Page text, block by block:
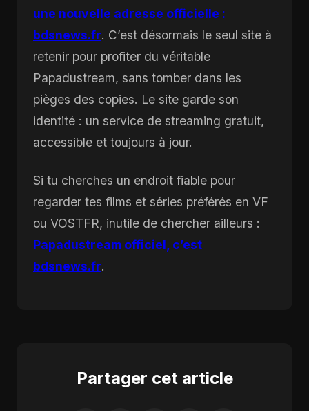
une nouvelle adresse officielle :
bdsnews.fr. C’est désormais le seul site à
retenir pour profiter du véritable
Papadustream, sans tomber dans les
pièges des copies. Le site garde son
identité : un service de streaming gratuit,
accessible et toujours à jour.
Si tu cherches un endroit fiable pour
regarder tes films et séries préférés en VF
ou VOSTFR, inutile de chercher ailleurs :
Papadustream officiel, c’est
bdsnews.fr.
Partager cet article